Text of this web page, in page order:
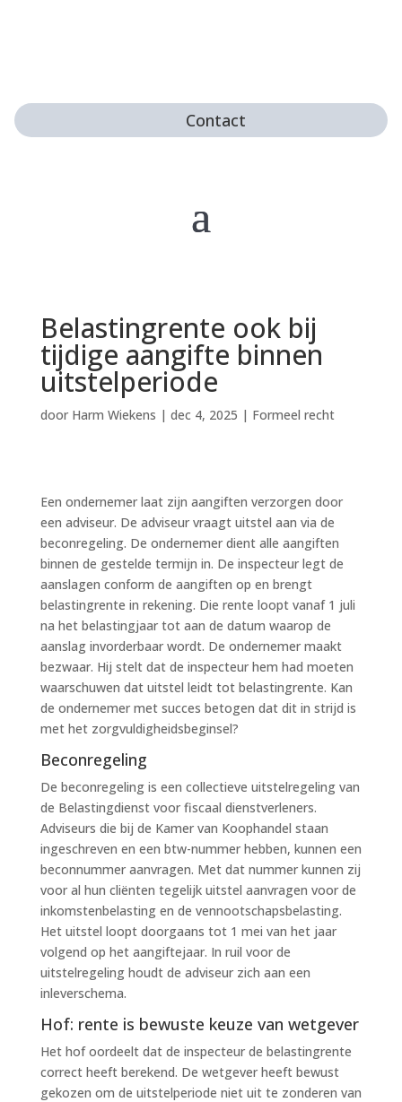
Contact
Belastingrente ook bij
tijdige aangifte binnen
uitstelperiode
door Harm Wiekens | dec 4, 2025 | Formeel recht
Een ondernemer laat zijn aangiften verzorgen door
een adviseur. De adviseur vraagt uitstel aan via de
beconregeling. De ondernemer dient alle aangiften
binnen de gestelde termijn in. De inspecteur legt de
aanslagen conform de aangiften op en brengt
belastingrente in rekening. Die rente loopt vanaf 1 juli
na het belastingjaar tot aan de datum waarop de
aanslag invorderbaar wordt. De ondernemer maakt
bezwaar. Hij stelt dat de inspecteur hem had moeten
waarschuwen dat uitstel leidt tot belastingrente. Kan
de ondernemer met succes betogen dat dit in strijd is
met het zorgvuldigheidsbeginsel?
Beconregeling
De beconregeling is een collectieve uitstelregeling van
de Belastingdienst voor fiscaal dienstverleners.
Adviseurs die bij de Kamer van Koophandel staan
ingeschreven en een btw-nummer hebben, kunnen een
beconnummer aanvragen. Met dat nummer kunnen zij
voor al hun cliënten tegelijk uitstel aanvragen voor de
inkomstenbelasting en de vennootschapsbelasting.
Het uitstel loopt doorgaans tot 1 mei van het jaar
volgend op het aangiftejaar. In ruil voor de
uitstelregeling houdt de adviseur zich aan een
inleverschema.
Hof: rente is bewuste keuze van wetgever
Het hof oordeelt dat de inspecteur de belastingrente
correct heeft berekend. De wetgever heeft bewust
gekozen om de uitstelperiode niet uit te zonderen van